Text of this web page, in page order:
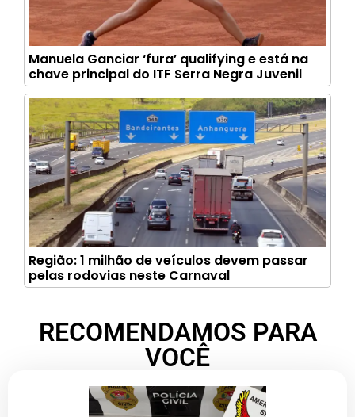
Manuela Ganciar ‘fura’ qualifying e está na
chave principal do ITF Serra Negra Juvenil
Região: 1 milhão de veículos devem passar
pelas rodovias neste Carnaval
RECOMENDAMOS PARA
VOCÊ